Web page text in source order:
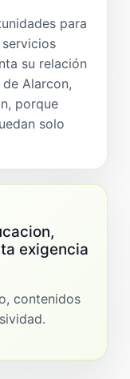
para
su relación
Alarcon,
porque
solo
exigencia
contenidos